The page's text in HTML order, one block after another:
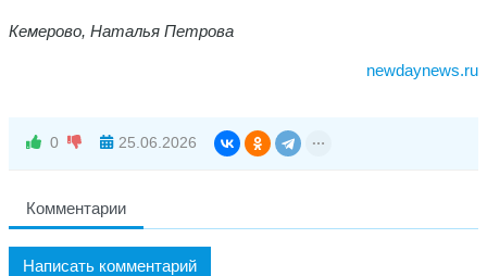
Кемерово, Наталья Петрова
newdaynews.ru
0 25.06.2026
Комментарии
Написать комментарий